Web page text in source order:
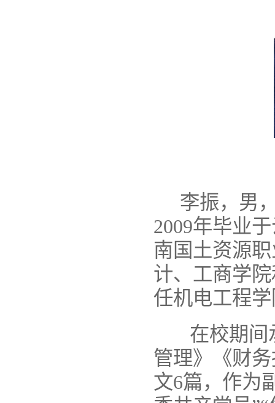
李振，男
2009年毕业
南国土资源
计、工商学
任机电工程
在校期间
管理》《财
文6篇，作为